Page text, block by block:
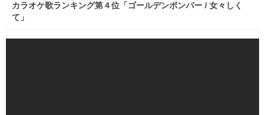
カラオケ歌ランキング第４位「ゴールデンボンバー / 女々しく
て」